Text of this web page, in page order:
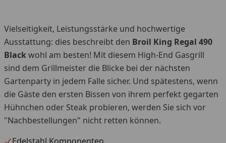
Vielseitigkeit, Leistungsstärke und hochwertige
Ausstattung: dies beschreibt den Broil King Regal 490
Blackwohl am besten! Mit diesem High-End Gasgrill
sind dem Grillmeister die Blicke bei der nächsten
Gartenparty in jedem Falle sicher. Und spätestens, wenn
die Gäste den ersten Bissen von ihrem perfekt gegarten
Hühnchen oder Steak probieren, werden Sie sich vor
"Nachbestellungen" nicht retten können.